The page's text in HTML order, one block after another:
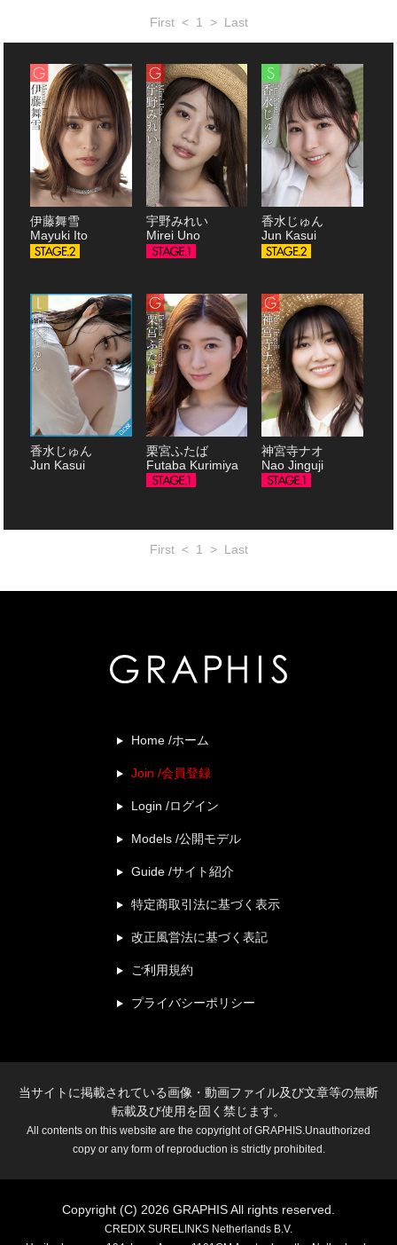
First < 1 > Last
伊藤舞雪
Mayuki Ito
宇野みれい
Mirei Uno
香水じゅん
Jun Kasui
香水じゅん
Jun Kasui
栗宮ふたば
Futaba Kurimiya
神宮寺ナオ
Nao Jinguji
First < 1 > Last
Home /ホーム
Join /会員登録
Login /ログイン
Models /公開モデル
Guide /サイト紹介
特定商取引法に基づく表示
改正風営法に基づく表記
ご利用規約
プライバシーポリシー
当サイトに掲載されている画像・動画ファイル及び文章等の無断
転載及び使用を固く禁じます。
All contents on this website are the copyright of GRAPHIS.Unauthorized
copy or any form of reproduction is strictly prohibited.
Copyright (C) 2026 GRAPHIS All rights reserved.
CREDIX SURELINKS Netherlands B.V.